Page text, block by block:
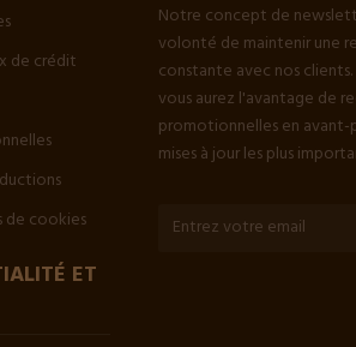
de crédit
de cookies
ET
Notre concept de
volonté de maintenir une
constante avec nos clients.
vous aurez l'avantage de
promotionnelles en
mises à jour les plus